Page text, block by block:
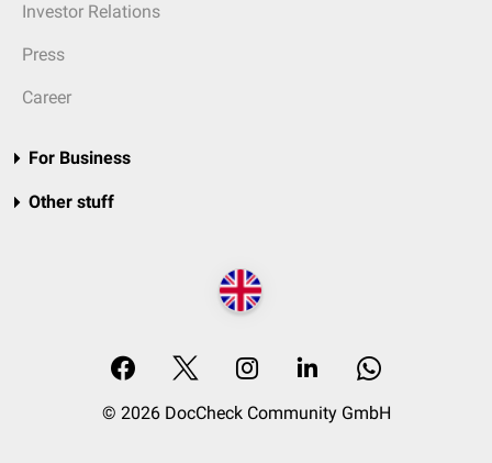
Investor Relations
Press
Career
For Business
Other stuff
© 2026 DocCheck Community GmbH